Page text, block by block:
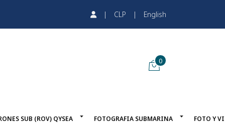
| CLP | English
0
SUB (ROV) QYSEA FOTOGRAFIA SUBMARINA FOTO Y